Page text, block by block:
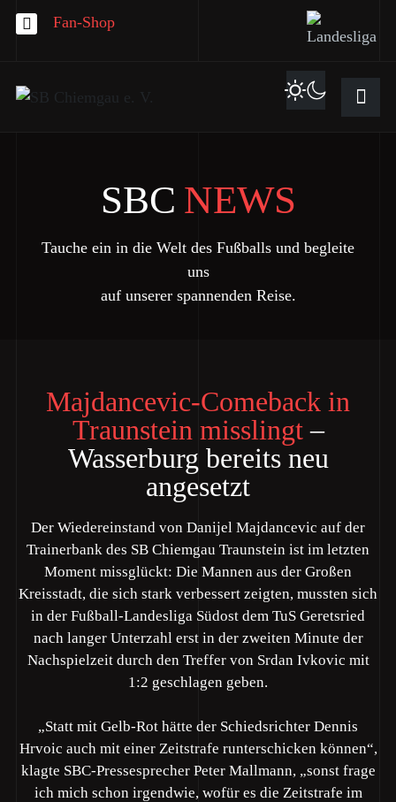
Fan-Shop
SBC NEWS
Tauche ein in die Welt des Fußballs und begleite
uns
auf unserer spannenden Reise.
Majdancevic-Comeback in
Traunstein misslingt–
Wasserburg bereits neu
angesetzt
Der Wiedereinstand von Danijel Majdancevic auf der
Trainerbank des SB Chiemgau Traunstein ist im letzten
Moment missglückt: Die Mannen aus der Großen
Kreisstadt, die sich stark verbessert zeigten, mussten sich
in der Fußball-Landesliga Südost dem TuS Geretsried
nach langer Unterzahl erst in der zweiten Minute der
Nachspielzeit durch den Treffer von Srdan Ivkovic mit
1:2 geschlagen geben.
„Statt mit Gelb-Rot hätte der Schiedsrichter Dennis
Hrvoic auch mit einer Zeitstrafe runterschicken können“,
klagte SBC-Pressesprecher Peter Mallmann, „sonst frage
ich mich schon irgendwie, wofür es die Zeitstrafe im